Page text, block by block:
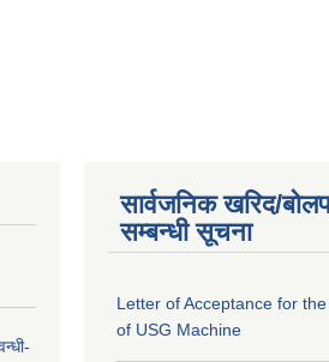
सार्वजनिक खरिद/
सम्बन्धी सूचना
Letter of Acceptance for
of USG Machine